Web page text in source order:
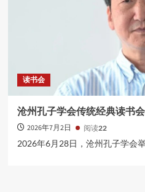
读书会
沧州孔子学会传统经典读书
2026年7月2日 阅读22
2026年6月28日，沧州孔子学会